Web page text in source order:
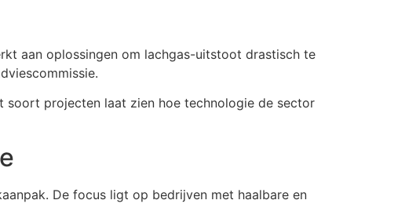
aan oplossingen om lachgas-uitstoot drastisch te
projecten laat zien hoe technologie de sector
De focus ligt op bedrijven met haalbare en